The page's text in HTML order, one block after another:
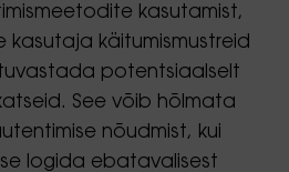
kasutamist,
kasutaja käitumismustreid
potentsiaalselt
See võib hõlmata
nõudmist, kui
logida ebatavalisest